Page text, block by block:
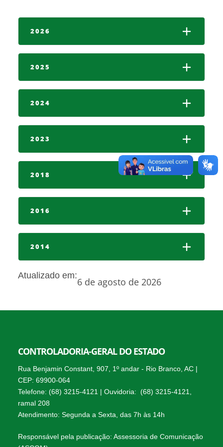
2026
2025
2024
2023
2018
2016
2014
Atualizado em:
6 de agosto de 2026
CONTROLADORIA-GERAL DO ESTADO
Rua Benjamin Constant, 907, 1º andar - Rio Branco, AC |
CEP: 69900-064
Telefone: (68) 3215-4121 | Ouvidoria: (68) 3215-4121,
ramal 208
Atendimento: Segunda a Sexta, das 7h às 14h
Responsável pela publicação: Assessoria de Comunicação